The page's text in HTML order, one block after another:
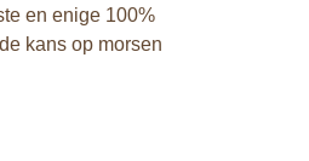
en enige 100%
kans op morsen